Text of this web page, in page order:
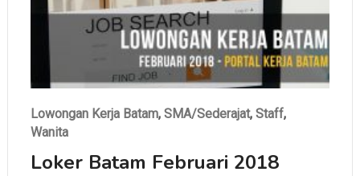
Lowongan Kerja Batam, SMA/Sederajat, Staff,
Wanita
Loker Batam Februari 2018